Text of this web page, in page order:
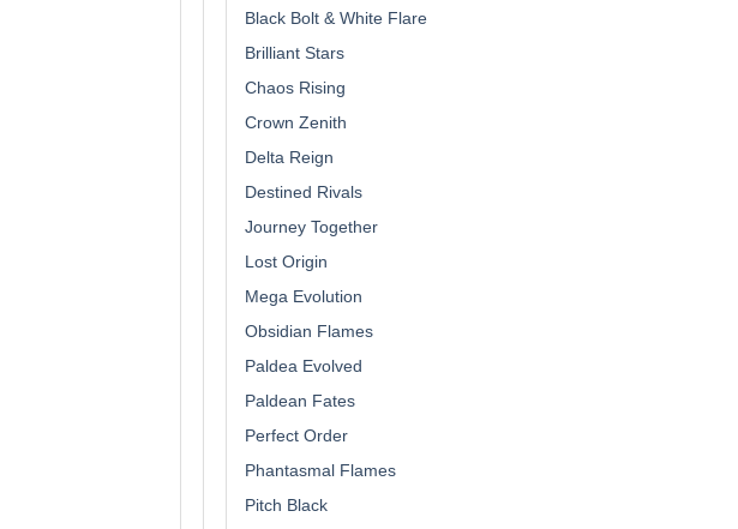
Black Bolt & White Flare
Brilliant Stars
Chaos Rising
Crown Zenith
Delta Reign
Destined Rivals
Journey Together
Lost Origin
Mega Evolution
Obsidian Flames
Paldea Evolved
Paldean Fates
Perfect Order
Phantasmal Flames
Pitch Black